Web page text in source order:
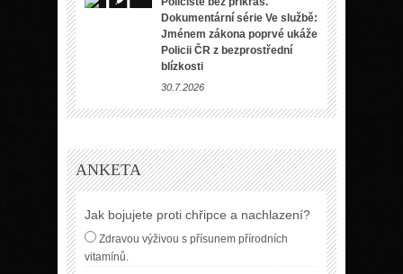
Dokumentární série Ve službě:
Jménem zákona poprvé ukáže
Policii ČR z bezprostřední
blízkosti
30.7.2026
ANKETA
Jak bojujete proti chřipce a nachlazení?
Zdravou výživou s přísunem přírodních
vitamínů.